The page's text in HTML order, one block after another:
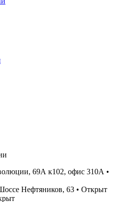
69А к102, офис 310А •
Нефтяников, 63 • Открыт